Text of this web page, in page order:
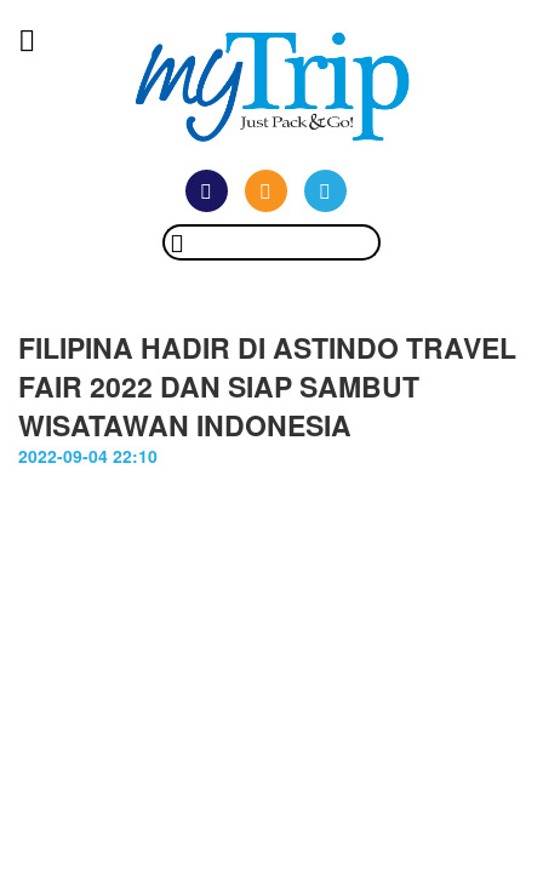
FILIPINA HADIR DI ASTINDO TRAVEL
FAIR 2022 DAN SIAP SAMBUT
WISATAWAN INDONESIA
2022-09-04 22:10